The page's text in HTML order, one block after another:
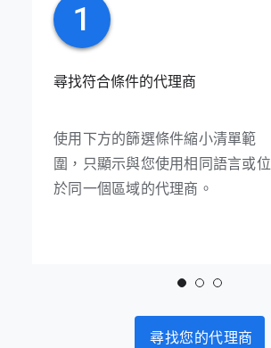
1
尋找符合條件的代理商
使用下方的篩選條件縮小清單範
圍，只顯示與您使用相同語言或位
於同一個區域的代理商。
尋找您的代理商